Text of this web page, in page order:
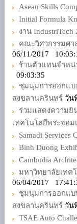
Asean Skills
Initial Formula
งาน IndustriTech
คณะวิศวกรรมศา
06/11/2017
ร้านตัวแทนจำหน่
09:03:35
ชุมนุมการออกแ
สงขลานครินทร์ วัน
ร่วมแสดงความยิ
เทคโนโลยีพระจอม
Samadi Services
Binh Duong
Cambodia
มหาวิทยาลัยเทค
06/04/2017
ชุมนุมการออกแ
สงขลานครินทร์ วัน
TSAE Auto